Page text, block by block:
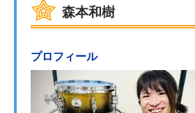
森本和樹
プロフィール